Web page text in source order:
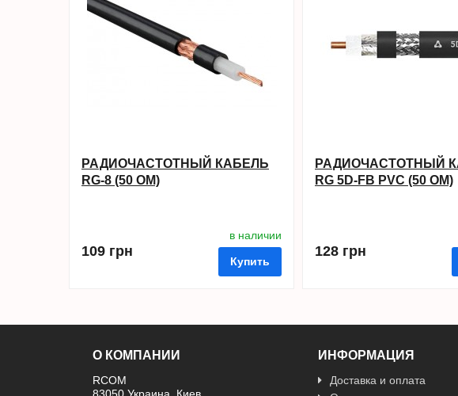
РАДИОЧАСТОТНЫЙ КАБЕЛЬ
RG-8 (50 ОМ)
109 грн
в наличии
Купить
РАДИОЧАСТОТНЫЙ
RG 5D-FB PVC (50 ОМ)
128 грн
О КОМПАНИИ
RCOM
ИНФОРМАЦИЯ
Доставка и оплата